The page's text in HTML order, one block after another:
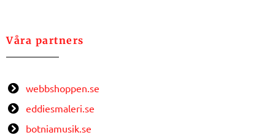
Våra partners
webbshoppen.se
eddiesmaleri.se
botniamusik.se